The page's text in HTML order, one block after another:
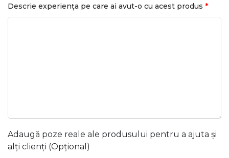
Descrie experiența pe care ai avut-o cu acest produs *
Adaugă poze reale ale produsului pentru a ajuta și
alți clienți (Opțional)